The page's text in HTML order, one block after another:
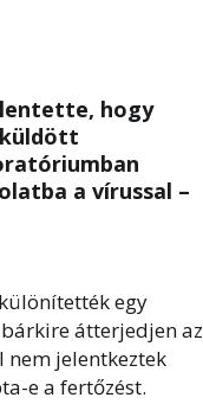
hogy
a vírussal –
egy
átterjedjen az
jelentkeztek
e a fertőzést.